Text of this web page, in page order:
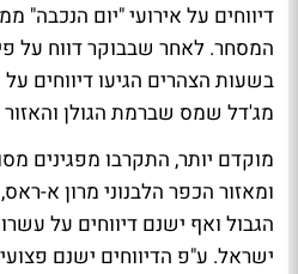
דיווחים על אירועי "יום הנכבה"
המסחר. לאחר שבבוקר דווח על
בשעות הצהרים הגיעו דיווחים על
מג'דל שמס שברמת הגולן והאזור
מוקדם יותר, התקרבו מפגינים
ומאזור הכפר הלבנוני מרון א-
הגבול ואף ישנם דיווחים על
ישראל. ע"פ הדיווחים ישנם